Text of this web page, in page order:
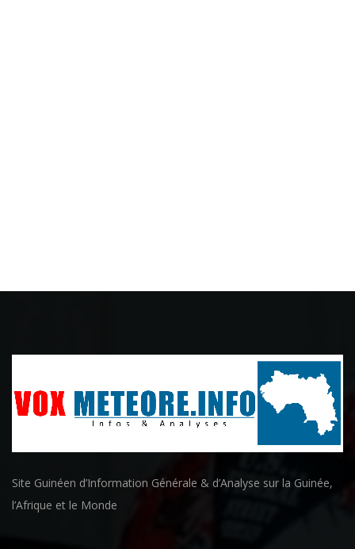
Site Guinéen d’Information Générale & d’Analyse sur la Guinée,
l’Afrique et le Monde